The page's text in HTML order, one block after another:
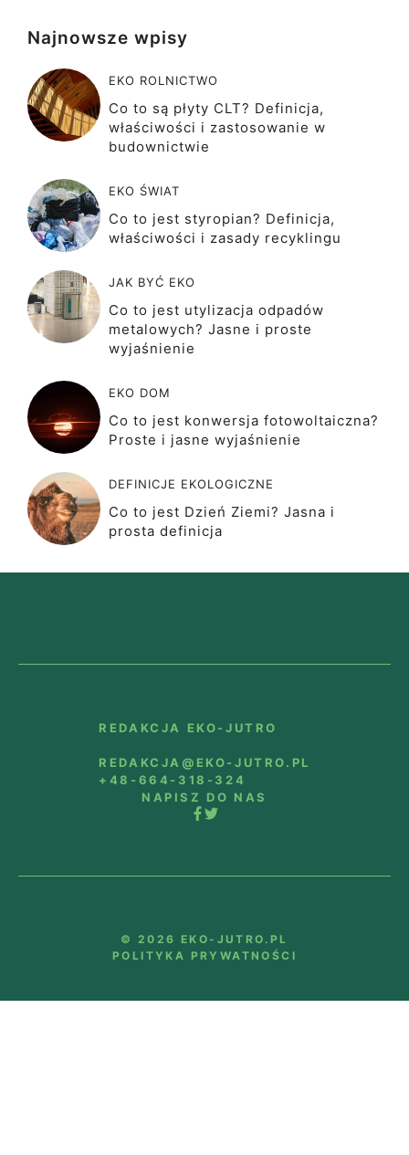
Najnowsze wpisy
EKO ROLNICTWO
Co to są płyty CLT? Definicja,
właściwości i zastosowanie w
budownictwie
EKO ŚWIAT
Co to jest styropian? Definicja,
właściwości i zasady recyklingu
JAK BYĆ EKO
Co to jest utylizacja odpadów
metalowych? Jasne i proste
wyjaśnienie
EKO DOM
Co to jest konwersja fotowoltaiczna?
Proste i jasne wyjaśnienie
DEFINICJE EKOLOGICZNE
Co to jest Dzień Ziemi? Jasna i
prosta definicja
REDAKCJA EKO-JUTRO
REDAKCJA@EKO-JUTRO.PL
+48-664-318-324
NAPISZ DO NAS
© 2026 EKO-JUTRO.PL
POLITYKA PRYWATNOŚCI